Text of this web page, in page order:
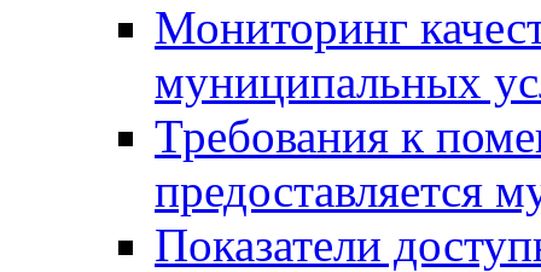
Мониторинг
муниципальных
Требования к
предоставляется
Показатели